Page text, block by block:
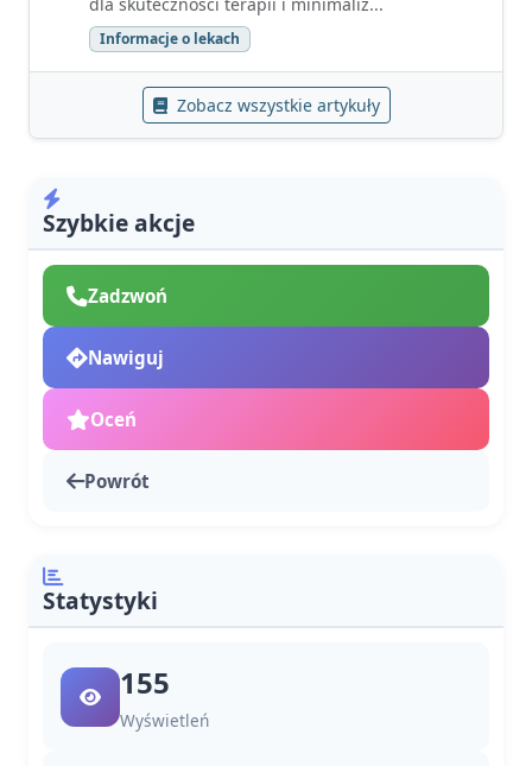
Informacje o lekach
Zobacz wszystkie artykuły
Szybkie akcje
Zadzwoń
Nawiguj
Oceń
Powrót
Statystyki
155
Wyświetleń